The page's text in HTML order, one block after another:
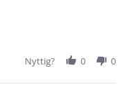
Nyttig? 0 0